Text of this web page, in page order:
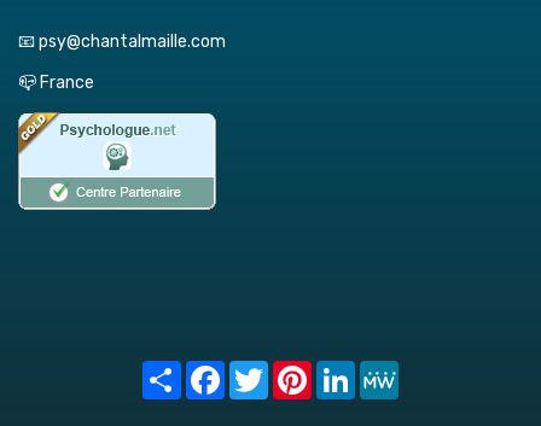
📧 psy@chantalmaille.com
📪 France
Share FacebookTwitterPinterest
LinkedIn